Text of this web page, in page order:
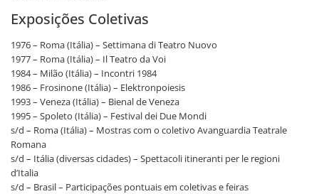
Exposições Coletivas
1976 – Roma (Itália) – Settimana di Teatro Nuovo
1977 – Roma (Itália) – Il Teatro da Voi
1984 – Milão (Itália) – Incontri 1984
1986 – Frosinone (Itália) – Elektronpoiesis
1993 – Veneza (Itália) – Bienal de Veneza
1995 – Spoleto (Itália) – Festival dei Due Mondi
s/d – Roma (Itália) – Mostras com o coletivo Avanguardia Teatrale
Romana
s/d – Itália (diversas cidades) – Spettacoli itineranti per le regioni
d’Italia
s/d – Brasil – Participações pontuais em coletivas e feiras